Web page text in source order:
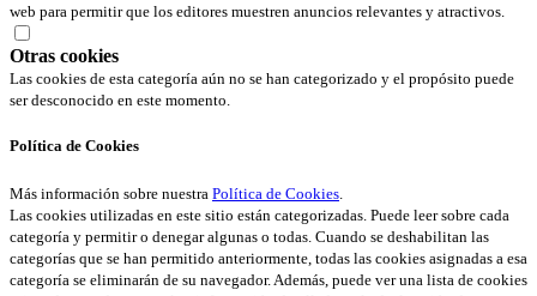
web para permitir que los editores muestren anuncios relevantes y atractivos.
Otras cookies
Las cookies de esta categoría aún no se han categorizado y el propósito puede
ser desconocido en este momento.
Política de Cookies
Más información sobre nuestra Política de Cookies.
Las cookies utilizadas en este sitio están categorizadas. Puede leer sobre cada
categoría y permitir o denegar algunas o todas. Cuando se deshabilitan las
categorías que se han permitido anteriormente, todas las cookies asignadas a esa
categoría se eliminarán de su navegador. Además, puede ver una lista de cookies